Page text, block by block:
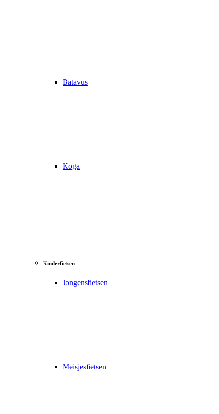
Batavus
Koga
Kinderfietsen
Jongensfietsen
Meisjesfietsen